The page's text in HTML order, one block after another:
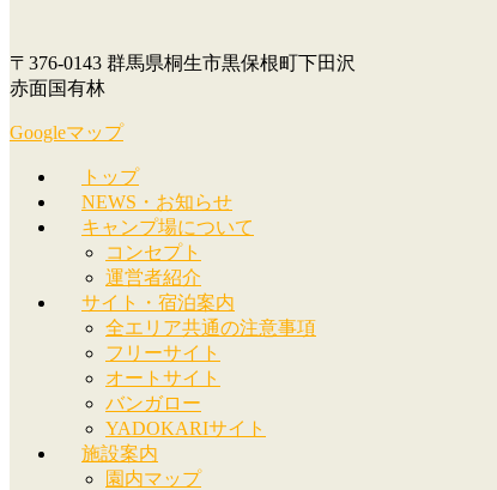
〒376-0143 群馬県桐生市黒保根町下田沢
赤面国有林
Googleマップ
トップ
NEWS・お知らせ
キャンプ場について
コンセプト
運営者紹介
サイト・宿泊案内
全エリア共通の注意事項
フリーサイト
オートサイト
バンガロー
YADOKARIサイト
施設案内
園内マップ